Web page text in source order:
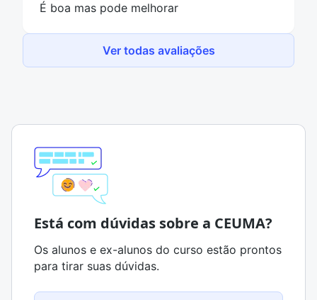
É boa mas pode melhorar
Ver todas avaliações
Está com dúvidas sobre a CEUMA?
Os alunos e ex-alunos do curso estão prontos
para tirar suas dúvidas.